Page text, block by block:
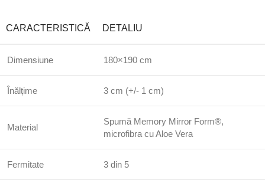
CARACTERISTICĂ DETALIU
Dimensiune 180×190 cm
Înălțime 3 cm (+/- 1 cm)
Material
Spumă Memory Mirror Form®,
microfibra cu Aloe Vera
Fermitate 3 din 5